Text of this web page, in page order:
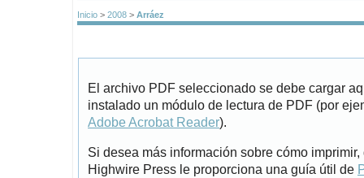
Inicio > 2008 > Arráez
El archivo PDF seleccionado se debe cargar
instalado un módulo de lectura de PDF (por
Adobe Acrobat Reader).
Si desea más información sobre cómo
Highwire Press le proporciona una guía útil de